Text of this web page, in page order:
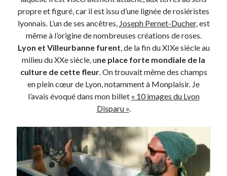
personnelle
On parle de quoi ?
A Lyon
Bon plan du dimanche
Coup de coeur
Daddy
Green
Humeur
Lectures
Lyon
propre et figuré, car il est issu d’une lignée de rosiéristes
lyonnais. L’un de ses ancêtres, Joseph Pernet-Ducher, est
même à l’origine de nombreuses créations de roses.
Lyon et Villeurbanne furent, de la fin du XIXe siècle au
milieu du XXe siècle, une place forte mondiale de la
culture de cette fleur. On trouvait même des champs
en plein cœur de Lyon, notamment à Monplaisir. Je
l’avais évoqué dans mon billet « 10 images du Lyon
Disparu ».